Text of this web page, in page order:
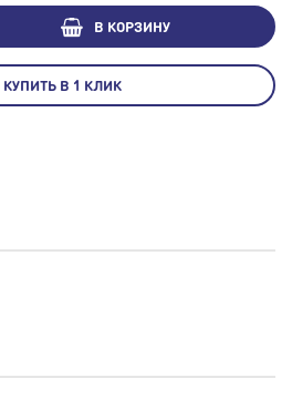
В КОРЗИНУ
КУПИТЬ В 1 КЛИК